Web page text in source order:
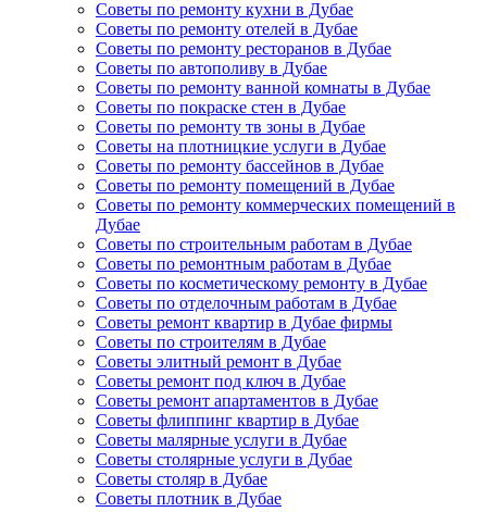
Советы по ремонту кухни в Дубае
Советы по ремонту отелей в Дубае
Советы по ремонту ресторанов в Дубае
Советы по автополиву в Дубае
Советы по ремонту ванной комнаты в Дубае
Советы по покраске стен в Дубае
Советы по ремонту тв зоны в Дубае
Советы на плотницкие услуги в Дубае
Советы по ремонту бассейнов в Дубае
Советы по ремонту помещений в Дубае
Советы по ремонту коммерческих помещений в
Дубае
Советы по строительным работам в Дубае
Советы по ремонтным работам в Дубае
Советы по косметическому ремонту в Дубае
Советы по отделочным работам в Дубае
Советы ремонт квартир в Дубае фирмы
Советы по строителям в Дубае
Советы элитный ремонт в Дубае
Советы ремонт под ключ в Дубае
Советы ремонт апартаментов в Дубае
Советы флиппинг квартир в Дубае
Советы малярные услуги в Дубае
Советы столярные услуги в Дубае
Советы столяр в Дубае
Советы плотник в Дубае